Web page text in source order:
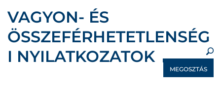
VAGYON- ÉS
ÖSSZEFÉRHETETLENSÉG
I NYILATKOZATOK
MEGOSZTÁS